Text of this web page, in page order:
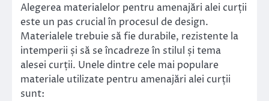
Alegerea materialelor pentru amenajări alei curții
este un pas crucial în procesul de design.
Materialele trebuie să fie durabile, rezistente la
intemperii și să se încadreze în stilul și tema
alesei curții. Unele dintre cele mai populare
materiale utilizate pentru amenajări alei curții
sunt: